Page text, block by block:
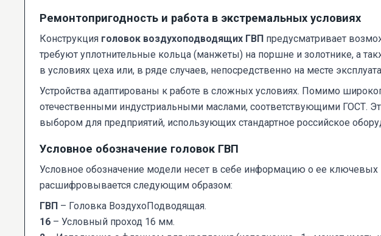
Ремонтопригодность и работа в экстремальных условиях
Конструкция головок воздухоподводящих ГВП предусматривает
требуют уплотнительные кольца (манжеты) на поршне и золотнике, а
в условиях цеха или, в ряде случаев, непосредственно на месте
Устройства адаптированы к работе в сложных условиях. Помимо
отечественными индустриальными маслами, соответствующими ГОСТ.
выбором для предприятий, использующих стандартное российское
Условное обозначение головок ГВП
Условное обозначение модели несет в себе информацию о ее ключевых
расшифровывается следующим образом:
ГВП – Головка ВоздухоПодводящая.
16 – Условный проход 16 мм.